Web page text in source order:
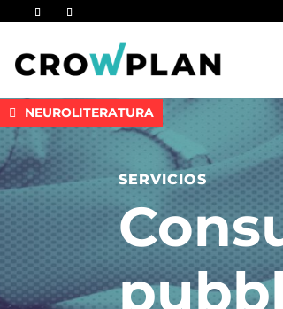
NEUROLITERATURA
SERVICIOS